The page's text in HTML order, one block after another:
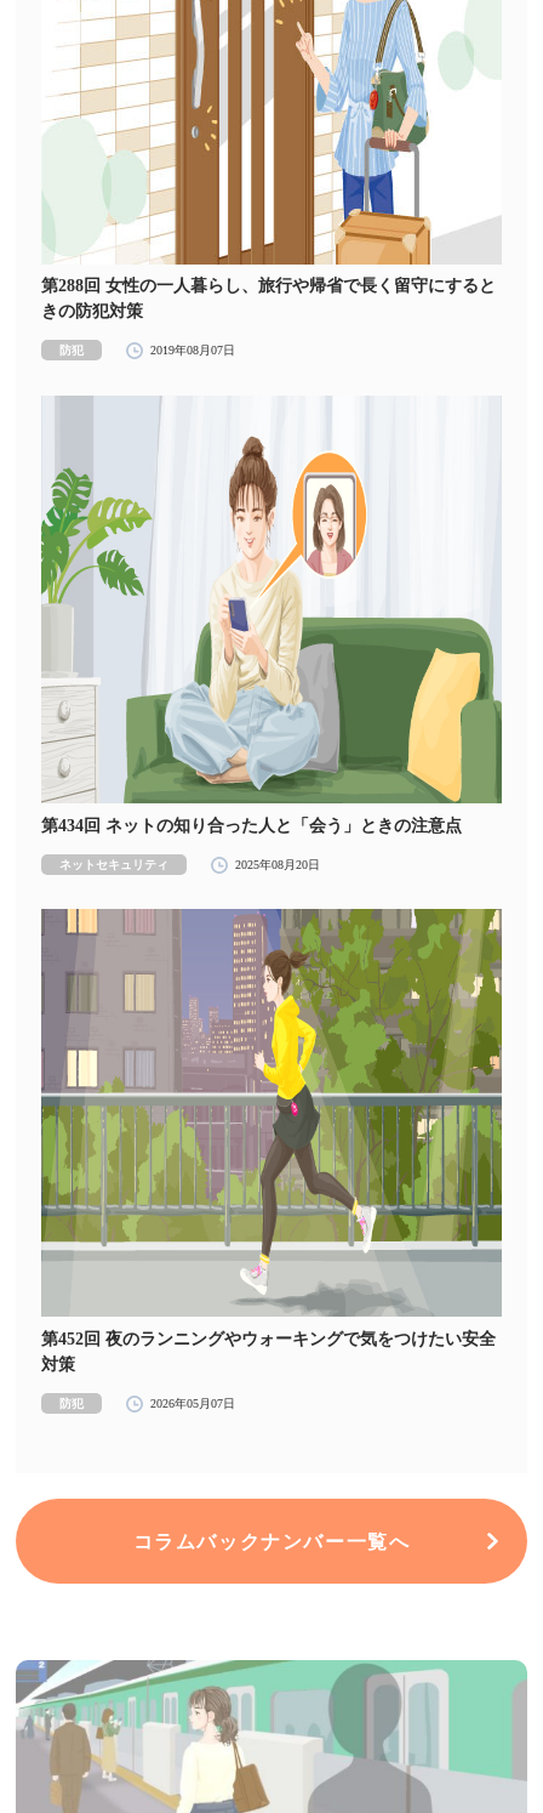
第288回 女性の一人暮らし、旅行や帰省で長く留守にすると
きの防犯対策
防犯 2019年08月07日
第434回 ネットの知り合った人と「会う」ときの注意点
ネットセキュリティ 2025年08月20日
第452回 夜のランニングやウォーキングで気をつけたい安全
対策
防犯 2026年05月07日
コラムバックナンバー一覧へ